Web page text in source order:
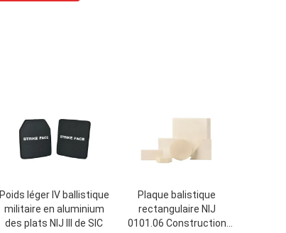
Poids léger IV ballistique
militaire en aluminium
des plats NIJ III de SIC
Plaque balistique
rectangulaire NIJ
0101.06 Construction